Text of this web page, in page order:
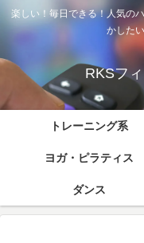
楽しい！毎日できる！人気の
かした
RKSフ
トレーニング系
ヨガ・ピラティス
ダンス